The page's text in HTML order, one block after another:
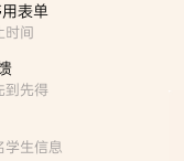
表单
时间
到先得
学生信息